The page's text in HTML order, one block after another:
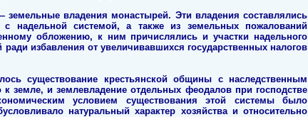
владения монастырей. Эти владения составлялись
надельной системой, а также из земельных пожалований
обложению, к ним причислялись и участки надельного
избавления от увеличивавшихся государственных налогов
существование крестьянской общины с наследственным
земле, и землевладение отдельных феодалов при господстве
условием существования этой системы было
натуральный характер хозяйства и относительно